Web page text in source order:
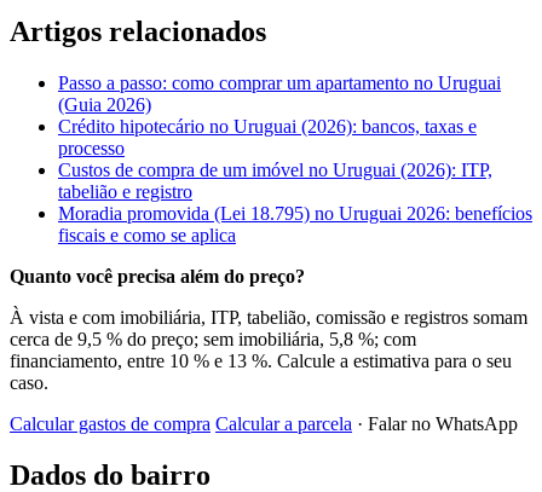
Artigos relacionados
Passo a passo: como comprar um apartamento no Uruguai
(Guia 2026)
Crédito hipotecário no Uruguai (2026): bancos, taxas e
processo
Custos de compra de um imóvel no Uruguai (2026): ITP,
tabelião e registro
Moradia promovida (Lei 18.795) no Uruguai 2026: benefícios
fiscais e como se aplica
Quanto você precisa além do preço?
À vista e com imobiliária, ITP, tabelião, comissão e registros somam
cerca de 9,5 % do preço; sem imobiliária, 5,8 %; com
financiamento, entre 10 % e 13 %. Calcule a estimativa para o seu
caso.
Calcular gastos de compra Calcular a parcela · Falar no WhatsApp
Dados do bairro